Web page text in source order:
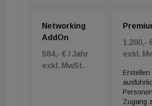
zwischen vorsichtigen Nutzern und
adaptionsfähigen Entwicklern wird das
Geschäftsjahr maßgeblich prägen.
Networking
AddOn
584,- € / Jahr
exkl. MwSt.
1.200,-
exkl.
Erstellen
Zugang